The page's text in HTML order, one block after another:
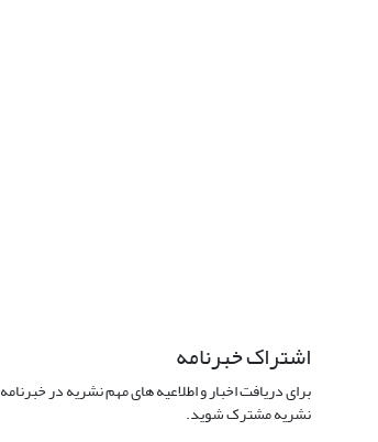
اشتراک خبرنامه
برای دریافت اخبار و اطلاعیه های مهم نشریه در خبرنامه
نشریه مشترک شوید.